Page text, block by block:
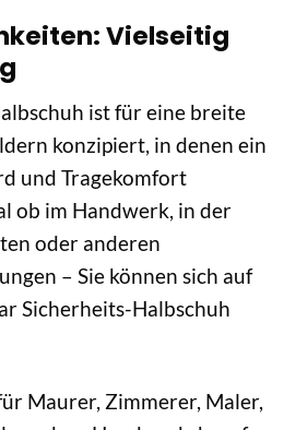
Vielseitig
ist für eine breite
konzipiert, in denen ein
und Tragekomfort
ob im Handwerk, in der
oder anderen
– Sie können sich auf
Sicherheits-Halbschuh
Maurer, Zimmerer, Maler,